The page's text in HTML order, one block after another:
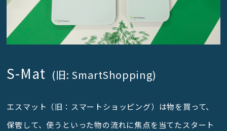
S-Mat (旧: SmartShopping)
エスマット（旧：スマートショッピング）は物を買って、
保管して、使うといった物の流れに焦点を当てたスタート